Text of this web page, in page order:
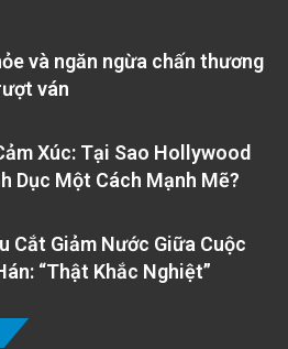
và ngăn ngừa chấn thương
ván
Xúc: Tại Sao Hollywood
Dục Một Cách Mạnh Mẽ?
Cắt Giảm Nước Giữa Cuộc
“Thật Khắc Nghiệt”